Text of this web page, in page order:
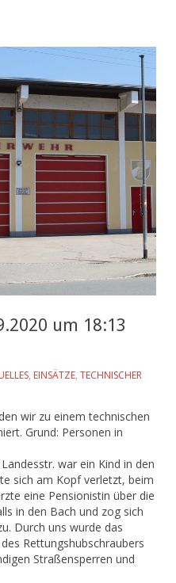
um 18:13
, EINSÄTZE, TECHNISCHER
wir zu einem technischen
Grund: Personen in
war ein Kind in den
sich am Kopf verletzt, beim
eine Pensionistin über die
in den Bach und zog sich
Durch uns wurde das
Rettungshubschraubers
Straßensperren und